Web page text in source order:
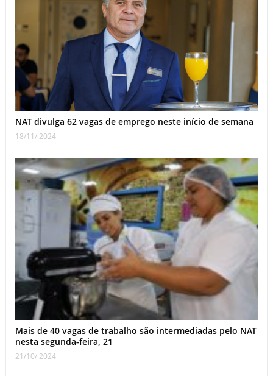
NAT divulga 62 vagas de emprego neste início de semana
18/11/ 2024
Mais de 40 vagas de trabalho são intermediadas pelo NAT
nesta segunda-feira, 21
21/10/ 2024